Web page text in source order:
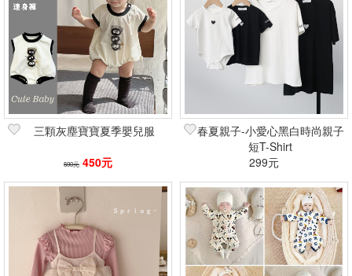
三顆灰塵寶寶夏季嬰兒服
590元 450元
春夏親子-小愛心黑白時尚親子
短T-Shirt
299元